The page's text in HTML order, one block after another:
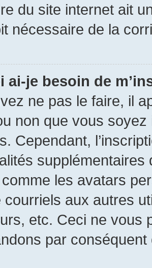
du site internet ait
nécessaire de la
ai-je besoin de
ne pas le faire, il
non que vous
Cependant,
les avatars
courriels aux autres
etc. Ceci ne vous
par conséquent